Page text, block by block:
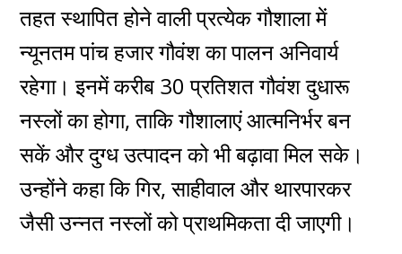
तहत स्थापित होने वाली प्रत्येक गौशाला में
न्यूनतम पांच हजार गौवंश का पालन अनिवार्य
रहेगा। इनमें करीब 30 प्रतिशत गौवंश दुधारू
नस्लों का होगा, ताकि गौशालाएं आत्मनिर्भर बन
सकें और दुग्ध उत्पादन को भी बढ़ावा मिल सके।
उन्होंने कहा कि गिर, साहीवाल और थारपारकर
जैसी उन्नत नस्लों को प्राथमिकता दी जाएगी।